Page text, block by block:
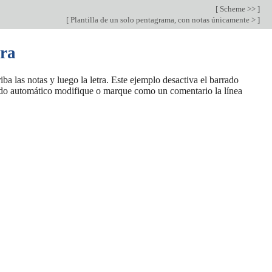
[ Scheme >> ]
[ Plantilla de un solo pentagrama, con notas únicamente > ]
las notas y luego la letra. Este ejemplo desactiva el barrado
automático modifique o marque como un comentario la línea